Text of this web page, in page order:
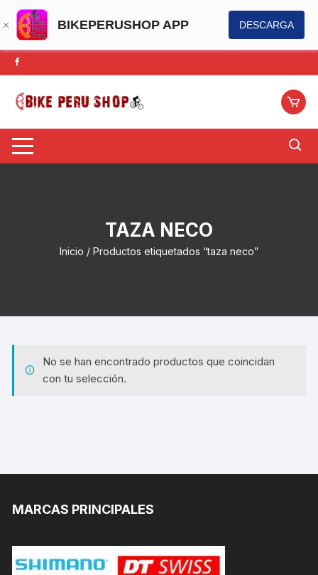
BIKEPERUSHOP APP DESCARGA
Saltar
al
contenido
TAZA NECO
Inicio / Productos etiquetados “taza neco”
No se han encontrado productos que coincidan
con tu selección.
MARCAS PRINCIPALES